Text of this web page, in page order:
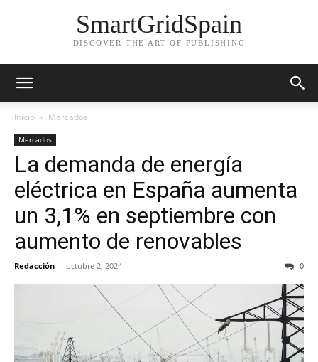
SmartGridSpain
DISCOVER THE ART OF PUBLISHING
Inicio Mercados
Mercados
La demanda de energía
eléctrica en España aumenta
un 3,1% en septiembre con
aumento de renovables
Redacción - octubre 2, 2024 0